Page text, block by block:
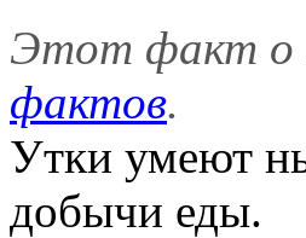
Этот факт о
фактов.
Утки умеют
добычи еды.